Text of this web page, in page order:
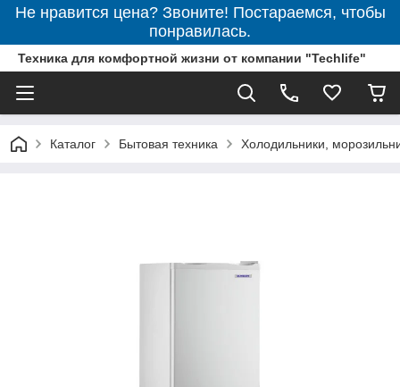
Не нравится цена? Звоните! Постараемся, чтобы
понравилась.
Техника для комфортной жизни от компании "Techlife"
Каталог Бытовая техника Холодильники,